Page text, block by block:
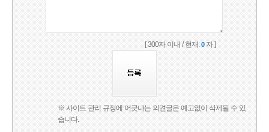
[ 300자 이내 / 현재:0자 ]
※ 사이트 관리 규정에 어긋나는 의견글은 예고없이 삭제될 수 있
습니다.